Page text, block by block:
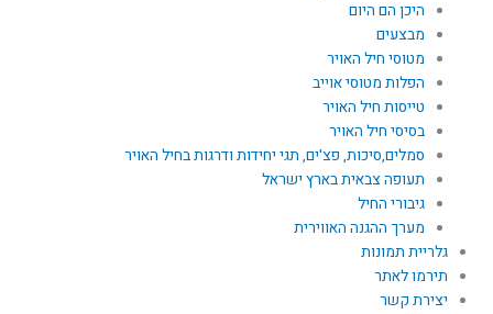
היכן הם היום
מבצעים
מטוסי חיל האויר
הפלות מטוסי אוייב
טייסות חיל האויר
בסיסי חיל האויר
סמלים,סיכות, פצ'ים, תגי יחידות ודרגות בחיל האויר
תעופה צבאית בארץ ישראל
גיבורי החיל
מערך ההגנה האווירית
גלריית תמונות
תירמו לאתר
יצירת קשר